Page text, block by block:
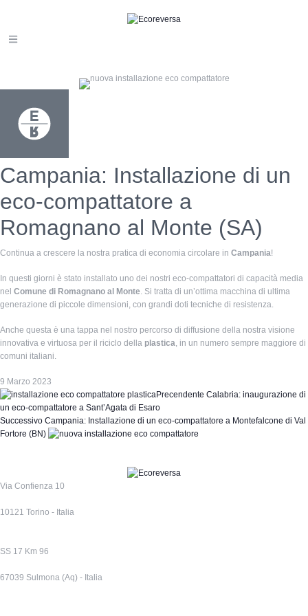
Campania: Installazione di un
eco-compattatore a
Romagnano al Monte (SA)
Continua a crescere la nostra pratica di economia circolare in Campania!
In questi giorni è stato installato uno dei nostri eco-compattatori di capacità media
nel Comune di Romagnano al Monte. Si tratta di un’ottima macchina di ultima
generazione di piccole dimensioni, con grandi doti tecniche di resistenza.
Anche questa è una tappa nel nostro percorso di diffusione della nostra visione
innovativa e virtuosa per il riciclo della plastica, in un numero sempre maggiore di
comuni italiani.
9 Marzo 2023
Precendente Calabria: inaugurazione di
un eco-compattatore a Sant’Agata di Esaro
Successivo Campania: Installazione di un eco-compattatore a Montefalcone di Val
Fortore (BN)
Via Confienza 10
10121 Torino - Italia
SS 17 Km 96
67039 Sulmona (Aq) - Italia